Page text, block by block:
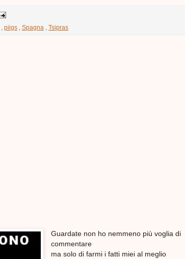
piigs Spagna Tsipras
Guardate non ho nemmeno più voglia di
commentare
ma solo di farmi i fatti miei al meglio